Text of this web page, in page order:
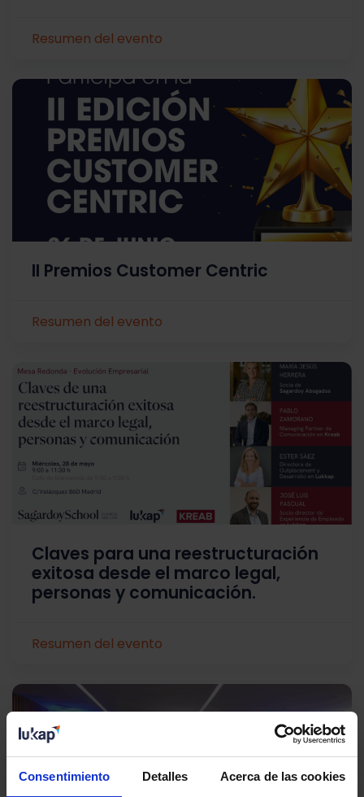
Consentimiento Detalles Acerca de las cookies
Resumen del evento
II Premios Customer Centric
Resumen del evento
Claves para una reestructuración
exitosa desde el marco legal,
personas y comunicación.
Resumen del evento